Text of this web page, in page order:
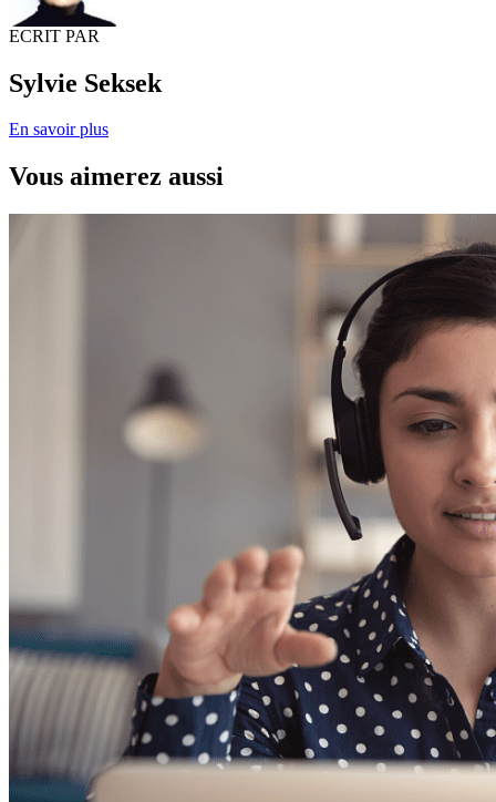
ECRIT PAR
Sylvie Seksek
En savoir plus
Vous aimerez aussi